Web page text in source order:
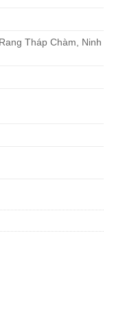
Tháp Chàm, Ninh